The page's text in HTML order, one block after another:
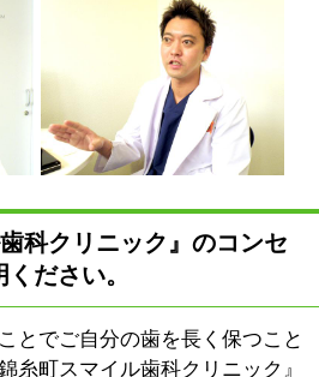
、麻酔の針等はその
ます。治療器具に於き
滅菌をおこない、使用
ど衛生管理には十分に
とをお話しくださ
ニックでは、来院され
様お一人お一人との密
ュニケーションを心掛
爆量の少ないデジタル
ゲン装置を使用し、各